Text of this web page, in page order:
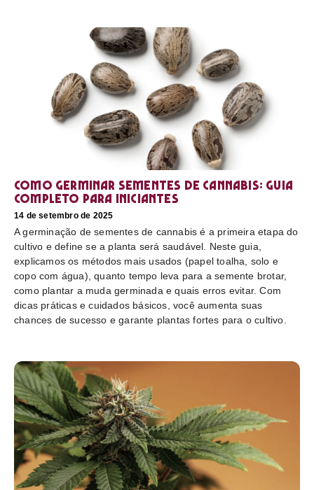
Como germinar sementes de cannabis: guia
completo para iniciantes
14 de setembro de 2025
A germinação de sementes de cannabis é a primeira etapa do
cultivo e define se a planta será saudável. Neste guia,
explicamos os métodos mais usados (papel toalha, solo e
copo com água), quanto tempo leva para a semente brotar,
como plantar a muda germinada e quais erros evitar. Com
dicas práticas e cuidados básicos, você aumenta suas
chances de sucesso e garante plantas fortes para o cultivo.